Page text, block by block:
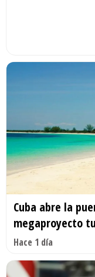
Cuba abre la
megaproyecto
Hace 1 día